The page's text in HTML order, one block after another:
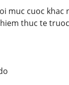
muc cuoc
thuc te